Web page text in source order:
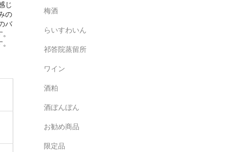
じ
の
バ
梅酒
らいすわいん
祁答院蒸留所
ワイン
酒粕
酒ぼんぼん
お勧め商品
限定品